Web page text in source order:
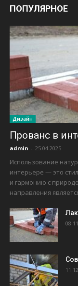
ПОПУЛЯРНОЕ
Дизайн
Прованс в
admin - 25.04.2025
Использование
интерьере — это
и гармонию с
направления